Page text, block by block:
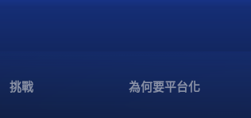
挑戰 為何要平台化